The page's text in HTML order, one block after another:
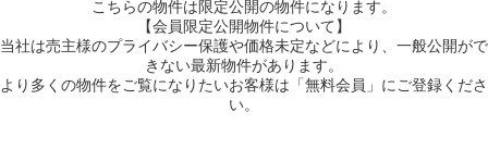
こちらの物件は限定公開の物件になります。
【会員限定公開物件について】
当社は売主様のプライバシー保護や価格未定などにより、一般公開がで
きない最新物件があります。
より多くの物件をご覧になりたいお客様は「無料会員」にご登録くださ
い。